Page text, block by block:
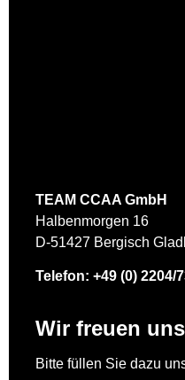
TEAM CCAA GmbH
Halbenmorgen 16
D-51427 Bergisch
Telefon: +49 (0) 2204/
Wir freuen
Bitte füllen Sie dazu